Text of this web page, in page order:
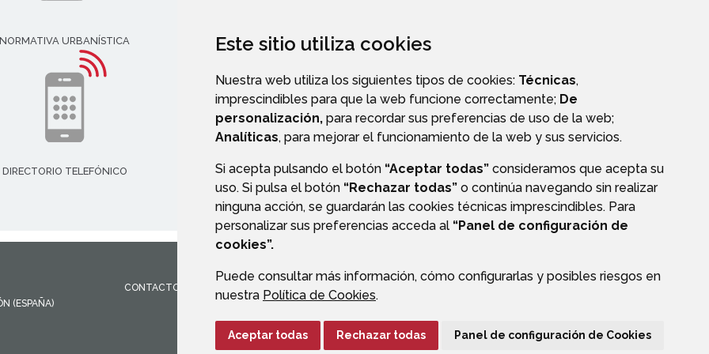
Este sitio utiliza cookies
Nuestra web utiliza los siguientes tipos de cookies: Técnicas,
imprescindibles para que la web funcione correctamente; De
personalización, para recordar sus preferencias de uso de la web;
Analíticas, para mejorar el funcionamiento de la web y sus servicios.
Si acepta pulsando el botón “Aceptar todas” consideramos que acepta su
uso. Si pulsa el botón “Rechazar todas” o continúa navegando sin realizar
ninguna acción, se guardarán las cookies técnicas imprescindibles. Para
personalizar sus preferencias acceda al “Panel de configuración de
cookies”.
Puede consultar más información, cómo configurarlas y posibles riesgos en
nuestra Política de Cookies.
Aceptar todas Rechazar todas Panel de configuración de Cookies
NORMATIVA URBANÍSTICA AGENDA
DIRECTORIO TELEFÓNICO
(ESPAÑA)
CONTACTO AVISO LEGAL PROTECCIÓN DE DATOS